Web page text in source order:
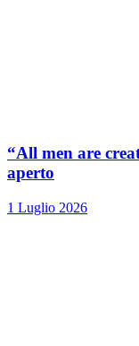
“All men are
aperto
1 Luglio 2026